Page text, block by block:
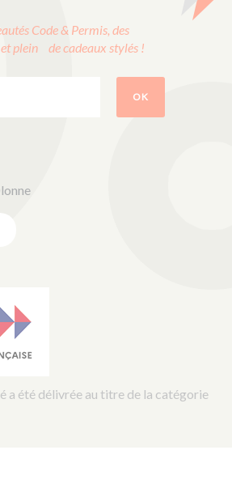
Code & Permis, des
plein de cadeaux stylés !
OK
a été délivrée au titre de la catégorie